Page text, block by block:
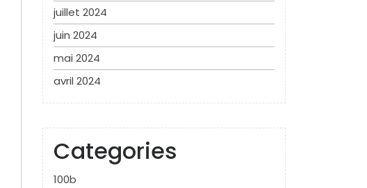
juillet 2024
juin 2024
mai 2024
avril 2024
Categories
100b